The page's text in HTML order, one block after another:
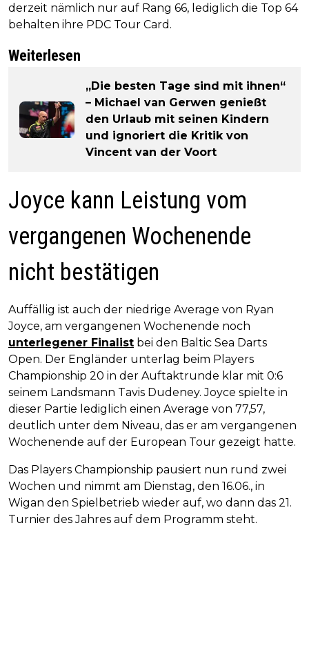
derzeit nämlich nur auf Rang 66, lediglich die Top 64
behalten ihre PDC Tour Card.
Weiterlesen
„Die besten Tage sind mit ihnen“
– Michael van Gerwen genießt
den Urlaub mit seinen Kindern
und ignoriert die Kritik von
Vincent van der Voort
Joyce kann Leistung vom
vergangenen Wochenende
nicht bestätigen
Auffällig ist auch der niedrige Average von Ryan
Joyce, am vergangenen Wochenende noch
unterlegener Finalist bei den Baltic Sea Darts
Open. Der Engländer unterlag beim Players
Championship 20 in der Auftaktrunde klar mit 0:6
seinem Landsmann Tavis Dudeney. Joyce spielte in
dieser Partie lediglich einen Average von 77,57,
deutlich unter dem Niveau, das er am vergangenen
Wochenende auf der European Tour gezeigt hatte.
Das Players Championship pausiert nun rund zwei
Wochen und nimmt am Dienstag, den 16.06., in
Wigan den Spielbetrieb wieder auf, wo dann das 21.
Turnier des Jahres auf dem Programm steht.